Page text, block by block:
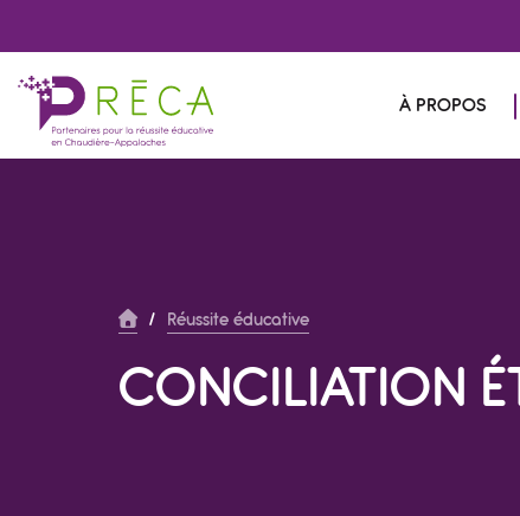
À PROPOS
/ Réussite éducative
CONCILIATION